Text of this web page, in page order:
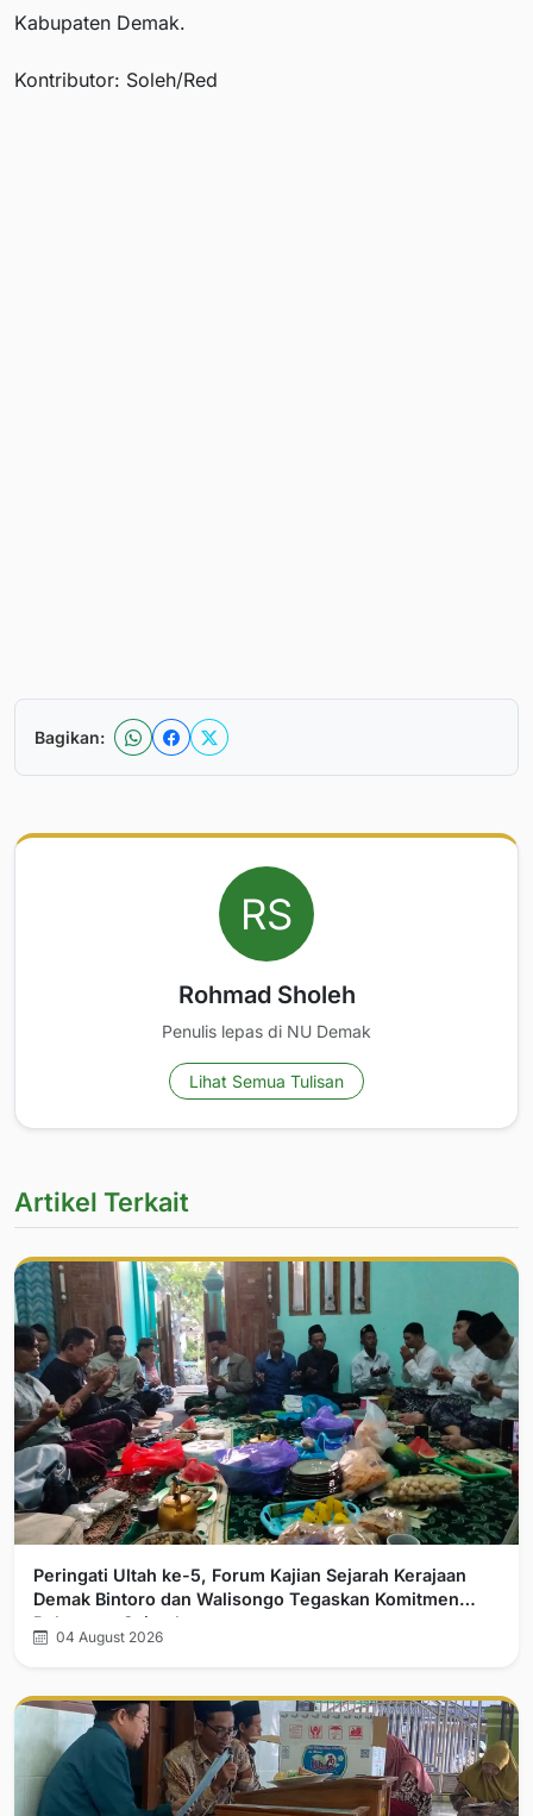
Kabupaten Demak.
Kontributor: Soleh/Red
Bagikan:
Rohmad Sholeh
Penulis lepas di NU Demak
Lihat Semua Tulisan
Artikel Terkait
Peringati Ultah ke-5, Forum Kajian Sejarah Kerajaan
Demak Bintoro dan Walisongo Tegaskan Komitmen
Pelurusan Sejarah
04 August 2026